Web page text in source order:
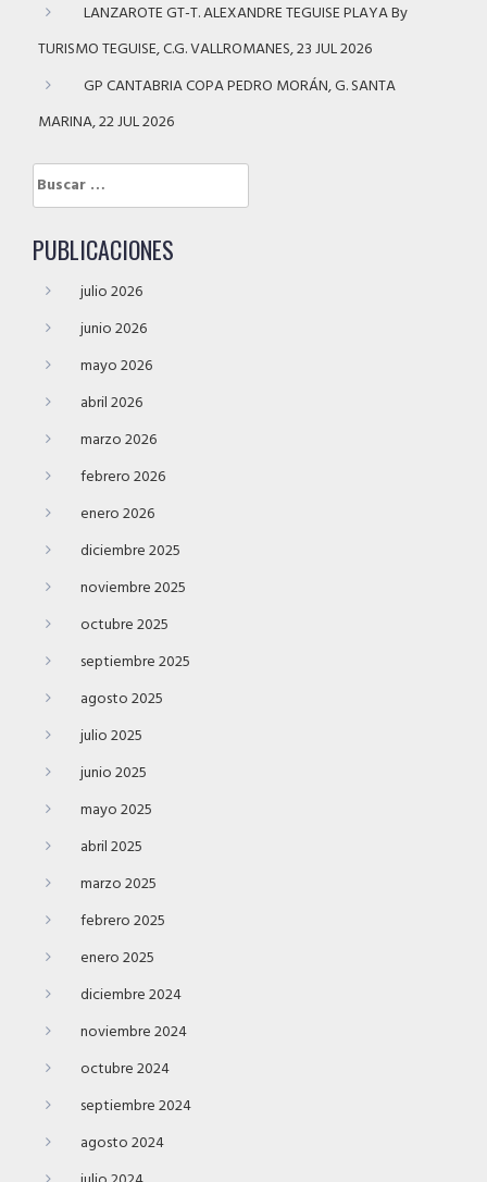
LANZAROTE GT-T. ALEXANDRE TEGUISE PLAYA By
TURISMO TEGUISE, C.G. VALLROMANES, 23 JUL 2026
GP CANTABRIA COPA PEDRO MORÁN, G. SANTA
MARINA, 22 JUL 2026
Buscar:
PUBLICACIONES
julio 2026
junio 2026
mayo 2026
abril 2026
marzo 2026
febrero 2026
enero 2026
diciembre 2025
noviembre 2025
octubre 2025
septiembre 2025
agosto 2025
julio 2025
junio 2025
mayo 2025
abril 2025
marzo 2025
febrero 2025
enero 2025
diciembre 2024
noviembre 2024
octubre 2024
septiembre 2024
agosto 2024